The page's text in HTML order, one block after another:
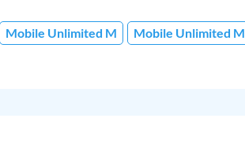
Mobile Unlimited M Mobile Unlimited M